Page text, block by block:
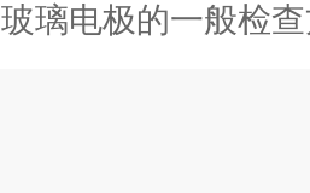
玻璃电极的一般检查